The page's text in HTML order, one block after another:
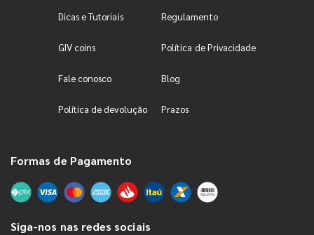
Dicas e Tutoriais Regulamento
GIV coins Política de Privacidade
Fale conosco Blog
Política de devolução Prazos
Formas de Pagamento
Siga-nos nas redes sociais